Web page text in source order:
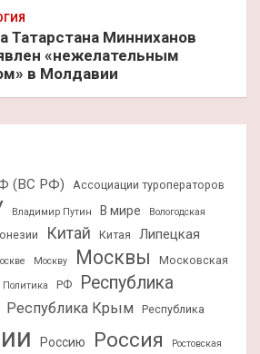
Татарстана Минниханов
«нежелательным
в Молдавии
(ВС РФ)
Ассоциации туроператоров
Владимир Путин В мире
Вологодская
Китай Китая
Липецкая
Москву Москвы
Московская
Политика РФ
Республика
Республика Крым Республика
Россию Россия
Ростовская